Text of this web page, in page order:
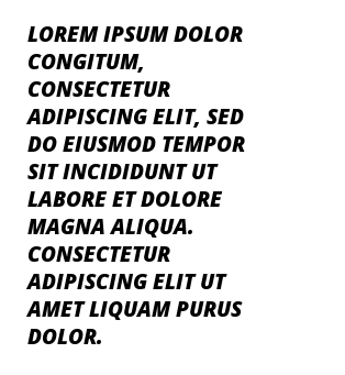
LOREM IPSUM DOLOR
CONGITUM,
CONSECTETUR
ADIPISCING ELIT, SED
DO EIUSMOD TEMPOR
SIT INCIDIDUNT UT
LABORE ET DOLORE
MAGNA ALIQUA.
CONSECTETUR
ADIPISCING ELIT UT
AMET LIQUAM PURUS
DOLOR.